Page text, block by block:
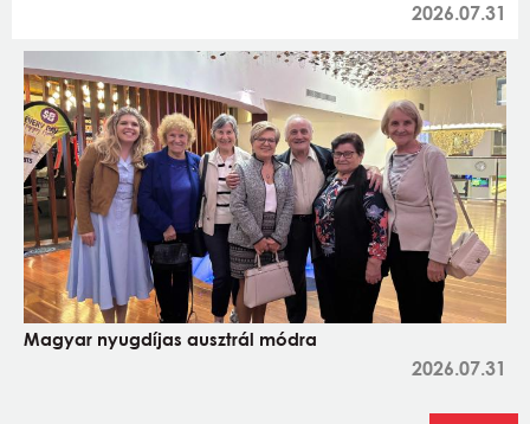
2026.07.31
Magyar nyugdíjas ausztrál módra
2026.07.31